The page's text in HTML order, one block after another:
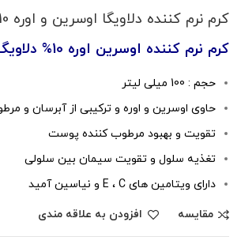
کرم نرم کننده دلاویگا اوسرین و اوره 10%
کرم نرم کننده اوسرین اوره 10% دلاویگا
حجم : 100 میلی لیتر
حاوی اوسرین و اوره و ترکیبی از آبرسان و
تقویت و بهبود مرطوب کننده پوست
تغذیه سلول و تقویت سیمان بین سلولی
دارای ویتامین های E ، C و نیاسین آمید
مقایسه
افزودن به علاقه مندی